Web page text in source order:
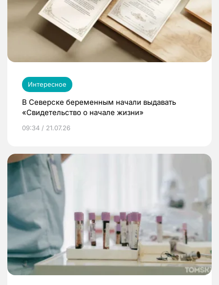
Интересное
В Северске беременным начали выдавать
«Свидетельство о начале жизни»
09:34 / 21.07.26